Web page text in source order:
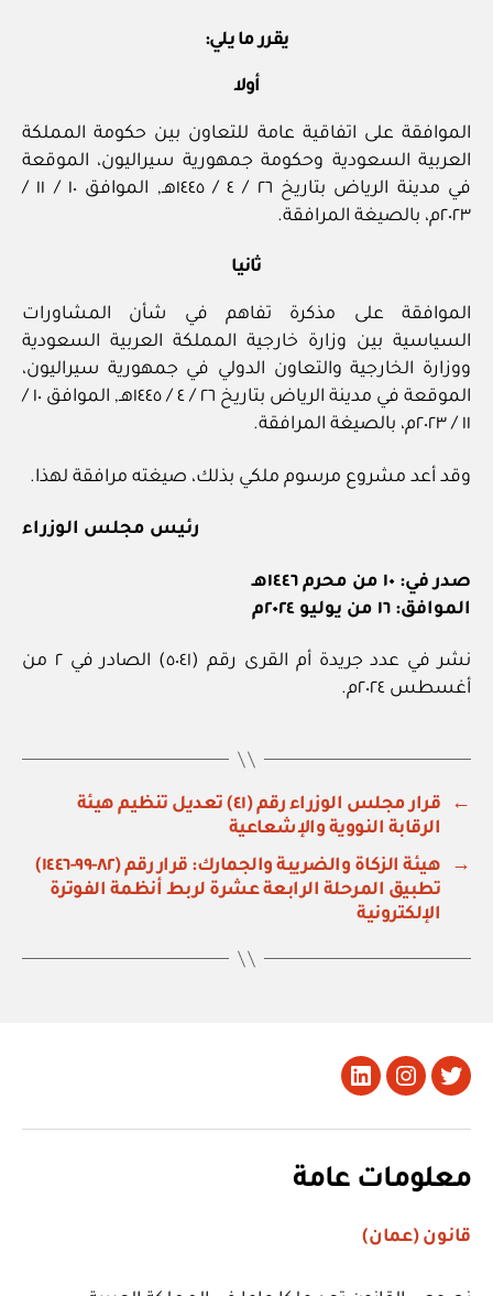
يقرر ما يلي:
أولا
الموافقة على اتفاقية عامة للتعاون بين حكومة المملكة
العربية السعودية وحكومة جمهورية سيراليون، الموقعة
في مدينة الرياض بتاريخ ٢٦ / ٤ / ١٤٤٥هـ, الموافق ١٠ / ١١ /
٢٠٢٣م، بالصيغة المرافقة.
ثانيا
الموافقة على مذكرة تفاهم في شأن المشاورات
السياسية بين وزارة خارجية المملكة العربية السعودية
ووزارة الخارجية والتعاون الدولي في جمهورية سيراليون،
الموقعة في مدينة الرياض بتاريخ ٢٦ / ٤ / ١٤٤٥هـ, الموافق ١٠ /
١١ / ٢٠٢٣م، بالصيغة المرافقة.
وقد أعد مشروع مرسوم ملكي بذلك، صيغته مرافقة لهذا.
رئيس مجلس الوزراء
صدر في: ١٠ من محرم ١٤٤٦هـ
الموافق: ١٦ من يوليو ٢٠٢٤م
نشر في عدد جريدة أم القرى رقم (٥٠٤١) الصادر في ٢ من
أغسطس ٢٠٢٤م.
←
قرار مجلس الوزراء رقم (٤١) تعديل تنظيم هيئة
الرقابة النووية والإشعاعية
→
هيئة الزكاة والضريبة والجمارك: قرار رقم (٨٢-٩٩-١٤٤٦)
تطبيق المرحلة الرابعة عشرة لربط أنظمة الفوترة
الإلكترونية
تويتر Instagram
LinkedIn
معلومات عامة
قانون (عمان)